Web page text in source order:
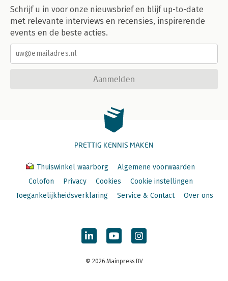
Schrijf u in voor onze nieuwsbrief en blijf up-to-date
met relevante interviews en recensies, inspirerende
events en de beste acties.
Aanmelden
PRETTIG KENNIS MAKEN
Thuiswinkel waarborg
Algemene voorwaarden
Colofon
Privacy Cookies
Cookie instellingen
Toegankelijkheidsverklaring
Service & Contact Over ons
© 2026 Mainpress BV